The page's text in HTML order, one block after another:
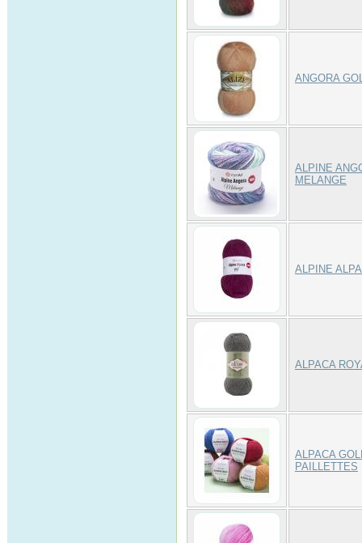
ANGORA
ALPINE
MELANGE
ALPINE
ALPACA
ALPACA
PAILLETTES